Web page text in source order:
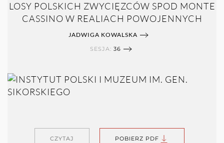
LOSY POLSKICH ZWYCIĘZCÓW SPOD MONTE
CASSINO W REALIACH POWOJENNYCH
JADWIGA KOWALSKA
SESJA: 36
CZYTAJ POBIERZ PDF